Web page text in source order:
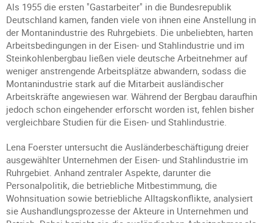
Als 1955 die ersten "Gastarbeiter" in die Bundesrepublik
Deutschland kamen, fanden viele von ihnen eine Anstellung in
der Montanindustrie des Ruhrgebiets. Die unbeliebten, harten
Arbeitsbedingungen in der Eisen- und Stahlindustrie und im
Steinkohlenbergbau ließen viele deutsche Arbeitnehmer auf
weniger anstrengende Arbeitsplätze abwandern, sodass die
Montanindustrie stark auf die Mitarbeit ausländischer
Arbeitskräfte angewiesen war. Während der Bergbau daraufhin
jedoch schon eingehender erforscht worden ist, fehlen bisher
vergleichbare Studien für die Eisen- und Stahlindustrie.
Lena Foerster untersucht die Ausländerbeschäftigung dreier
ausgewählter Unternehmen der Eisen- und Stahlindustrie im
Ruhrgebiet. Anhand zentraler Aspekte, darunter die
Personalpolitik, die betriebliche Mitbestimmung, die
Wohnsituation sowie betriebliche Alltagskonflikte, analysiert
sie Aushandlungsprozesse der Akteure in Unternehmen und